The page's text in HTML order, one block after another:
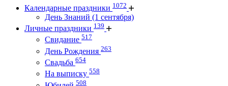
Календарные праздники 1072
День Знаний (1 сентября)
Личные праздники 139
Свидание 517
День Рождения 263
Свадьба 654
На выписку 558
508